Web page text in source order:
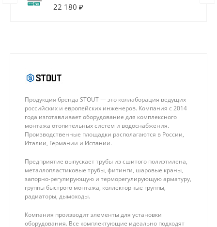
22 180 ₽
Продукция бренда STOUT — это коллаборация ведущих
российских и европейских инженеров. Компания с 2014
года изготавливает оборудование для комплексного
монтажа отопительных систем и водоснабжения.
Производственные площадки располагаются в России,
Италии, Германии и Испании.
Предприятие выпускает трубы из сшитого полиэтилена,
металлопластиковые трубы, фитинги, шаровые краны,
запорно-регулирующую и терморегулирующую арматуру,
группы быстрого монтажа, коллекторные группы,
радиаторы, дымоходы.
Компания производит элементы для установки
оборудования. Все комплектующие идеально подходят